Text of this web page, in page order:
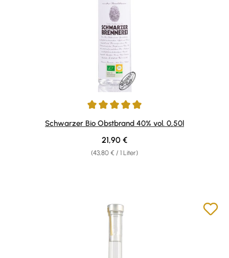
Durchschnittliche Bewertung von 5 von 5 Sternen
Schwarzer Bio Obstbrand 40% vol. 0,50l
(43,80 € / 1 Liter)
Regulärer Preis:
21,90 €